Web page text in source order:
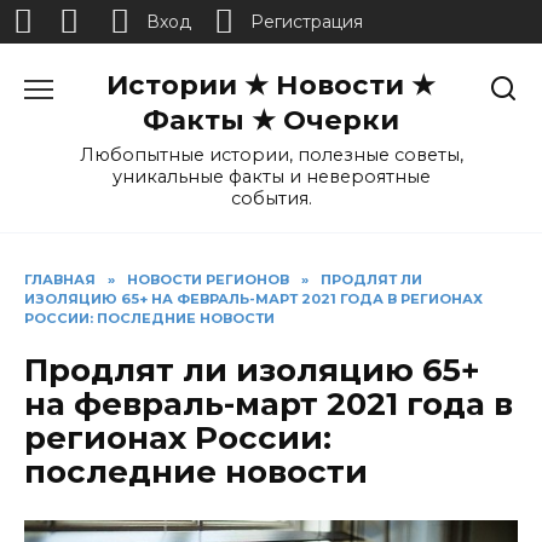
Истории ★ Новости ★
Факты ★ Очерки
Любопытные истории, полезные советы,
уникальные факты и невероятные
события.
ГЛАВНАЯ » НОВОСТИ РЕГИОНОВ »
ПРОДЛЯТ ЛИ
ИЗОЛЯЦИЮ 65+ НА ФЕВРАЛЬ-МАРТ 2021 ГОДА В РЕГИОНАХ
РОССИИ: ПОСЛЕДНИЕ НОВОСТИ
Продлят ли изоляцию 65+
на февраль-март 2021 года в
регионах России:
последние новости
Вход Регистрация